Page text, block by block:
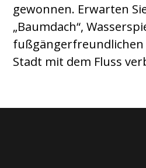
gewonnen. Erwarten
„Baumdach“,
fußgängerfreundlichen
Stadt mit dem Fluss